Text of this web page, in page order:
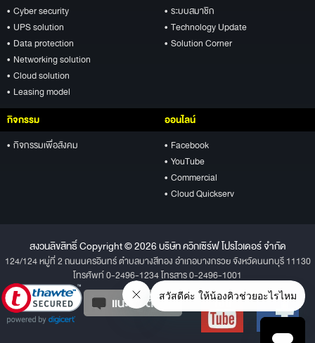
• Cyber security
• UPS solution
• Data protection
• Networking solution
• Cloud solution
• Leasing model
• ระบบสมาชิก
• Technology Update
• Solution Corner
กิจกรรม
• กิจกรรมเพื่อสังคม
ออนไลน์
• Facebook
• YouTube
• Commercial
• Cloud Quickserv
สงวนลิขสิทธิ์ Copyright © 2026 บริษัท ควิกเซิร์ฟ โปรไวเดอร์ จำกัด
124/124 หมู่ที่ 2 ถนนนครอินทร์ ตำบลบางสีทอง อำเภอบางกรวย จังหวัดนนทบุรี 11130
โทรศัพท์ 0-2496-1234 โทรสาร 0-2496-1001